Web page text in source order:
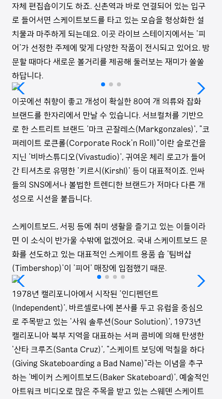
자체 편집숍이기도 하죠. 신촌역과 바로 연결되어 있는 입구
로 들어서면 스케이트보드를 타고 있는 모습을 형상화한 설
치물과 마주하게 되는데요. 이곳 라이브 스테이지에서는 '피
어'가 선정한 주제에 맞게 다양한 작품이 전시되고 있어요. 방
문할 때마다 새로운 볼거리를 제공해 둘러보는 재미가 쏠쏠
하답니다.
이곳에선 취향이 좋고 개성이 확실한 80여 개 의류와 잡화
브랜드를 한자리에서 만날 수 있습니다. 서브컬처를 기반으
로 한 스트리트 브랜드 '마크 곤잘레스(Markgonzales)', "코
퍼레이트 로큰롤(Corporate Rock'n Roll)"이란 슬로건을
지닌 '비바스튜디오(Vivastudio)', 귀여운 체리 로고가 들어
간 티셔츠로 유명한 '키르시(KirshI)' 등이 대표적이죠. 인싸
들의 SNS에서나 볼법한 트렌디한 브랜드가 저마다 다른 개
성으로 시선을 붙듭니다.
스케이트보드, 서핑 등에 취미 생활을 즐기고 있는 이들이라
면 이 소식이 반가울 수밖에 없겠어요. 국내 스케이트보드 문
화를 선도하고 있는 대표적인 스케이트 용품 숍 '팀버샵
(Timbershop)'이 '피어' 매장에 입점했기 때문.
1978년 캘리포니아에서 시작된 '인디펜던트
(Independent)', 바르셀로나에 본사를 두고 유럽을 중심으
로 주목받고 있는 '사워 솔루션(Sour Solution)', 1973년
캘리포니아 북부 지역을 대표하는 서퍼 콤비에 의해 탄생한
'산타 크루즈(Santa Cruz)', "스케이트 보딩에 먹칠을 하다
(Giving Skateboarding a Bad Name)"라는 이념을 추구
하는 '베이커 스케이트보드(Baker Skateboard)', 예술적인
아트워크 비디오로 많은 주목을 받고 있는 스웨덴 스케이트